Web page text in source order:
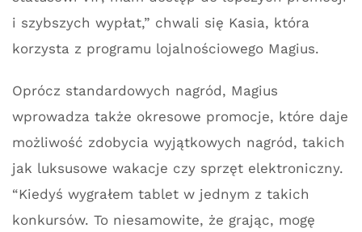
i szybszych wypłat,” chwali się Kasia, która
korzysta z programu lojalnościowego Magius.
Oprócz standardowych nagród, Magius
wprowadza także okresowe promocje, które daje
możliwość zdobycia wyjątkowych nagród, takich
jak luksusowe wakacje czy sprzęt elektroniczny.
“Kiedyś wygrałem tablet w jednym z takich
konkursów. To niesamowite, że grając, mogę